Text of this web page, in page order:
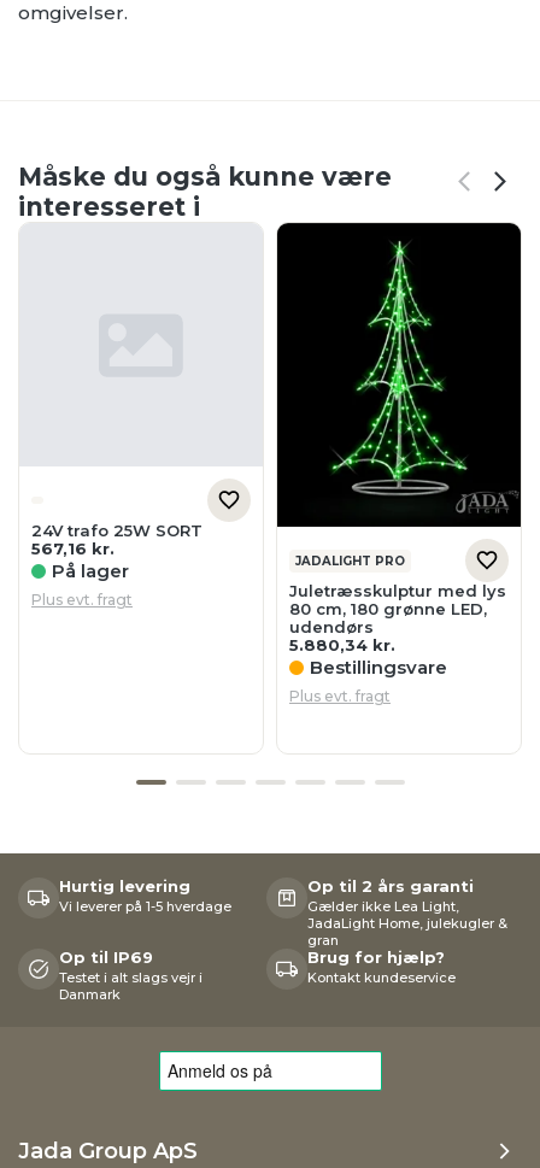
omgivelser.
Måske du også kunne være
interesseret i
24V trafo 25W SORT
567,16 kr.
På lager
Plus evt. fragt
JADALIGHT PRO
Juletræsskulptur med lys
80 cm, 180 grønne LED,
udendørs
5.880,34 kr.
Bestillingsvare
Plus evt. fragt
Hurtig levering
Vi leverer på 1-5 hverdage
Op til 2 års garanti
Gælder ikke Lea Light,
JadaLight Home, julekugler &
gran
Op til IP69
Testet i alt slags vejr i
Danmark
Brug for hjælp?
Kontakt kundeservice
Jada Group ApS